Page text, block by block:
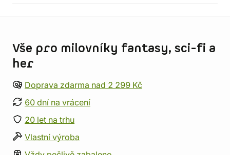
Vše pro milovníky fantasy, sci-fi a
her
Doprava zdarma nad 2 299 Kč
60 dní na vrácení
20 let na trhu
Vlastní výroba